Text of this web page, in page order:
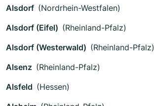
Alsdorf (Nordrhein-Westfalen)
Alsdorf (Eifel) (Rheinland-Pfalz)
Alsdorf (Westerwald) (Rheinland-Pfalz)
Alsenz (Rheinland-Pfalz)
Alsfeld (Hessen)